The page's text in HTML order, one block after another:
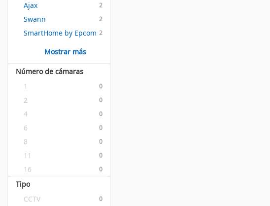
Ajax 2
Swann 2
SmartHome by Epcom 2
Mostrar más
Número de cámaras
1
0
2 0
4 0
6 0
8 0
11 0
16 0
Tipo
CCTV
0